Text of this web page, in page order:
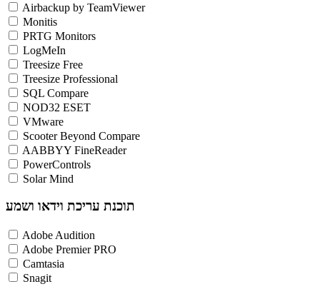
Airbackup by TeamViewer
Monitis
PRTG Monitors
LogMeIn
Treesize Free
Treesize Professional
SQL Compare
NOD32 ESET
VMware
Scooter Beyond Compare
AABBYY FineReader
PowerControls
Solar Mind
תוכנת עריכת וידאו ושמע
Adobe Audition
Adobe Premier PRO
Camtasia
Snagit